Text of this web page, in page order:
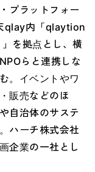
プラットフォー
qlay内「qlaytion
を拠点とし、横
らと連携しな
。イベントやワ
販売などのほ
自治体のサステ
ハーチ株式会社
企業の一社とし